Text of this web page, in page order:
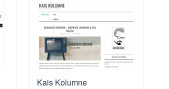
Kais Kolumne